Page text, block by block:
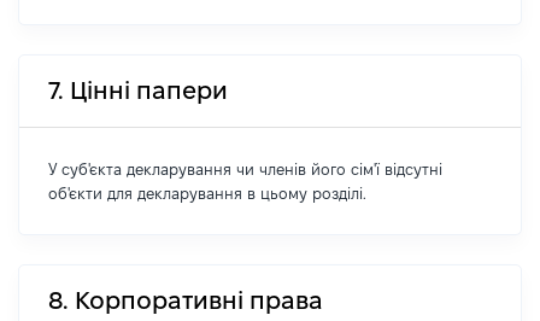
7. Цінні папери
У суб'єкта декларування чи членів його сім'ї відсутні
об'єкти для декларування в цьому розділі.
8. Корпоративні права